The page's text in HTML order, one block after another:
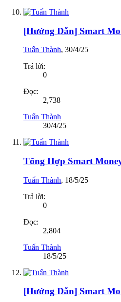
[Hướng Dẫn] Smart
Tuấn Thành, 30/4/25
Trả lời:
0
Đọc:
2,738
Tuấn Thành
30/4/25
Tổng Hợp Smart
Tuấn Thành, 18/5/25
Trả lời:
0
Đọc:
2,804
Tuấn Thành
18/5/25
[Hướng Dẫn] Smart